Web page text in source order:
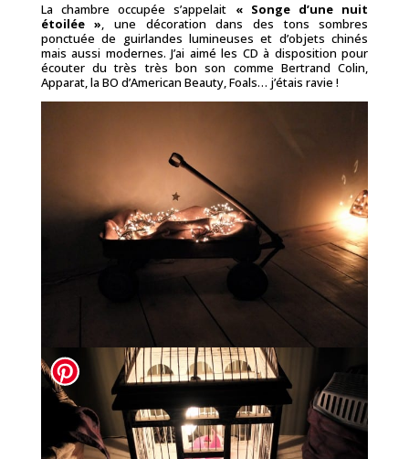
La chambre occupée s’appelait « Songe d’une nuit
étoilée », une décoration dans des tons sombres
ponctuée de guirlandes lumineuses et d’objets chinés
mais aussi modernes. J’ai aimé les CD à disposition pour
écouter du très très bon son comme Bertrand Colin,
Apparat, la BO d’American Beauty, Foals… j’étais ravie !